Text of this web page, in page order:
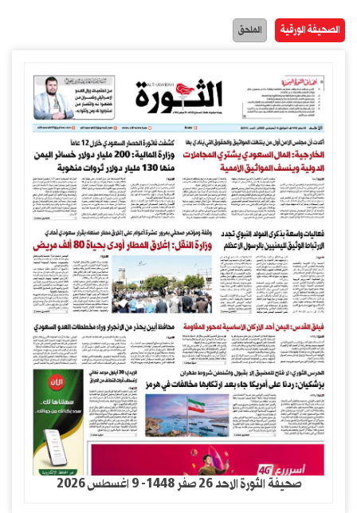
الصحيفة الورقية الملحق
صحيفة الثورة الاحد 26 صفر 1448- 9 اغسطس 2026